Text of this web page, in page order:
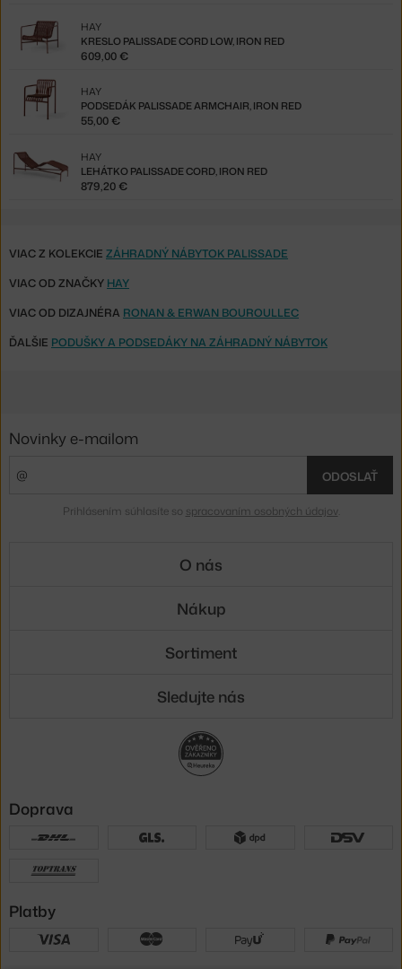
KRESLO PALISSADE CORD LOW, IRON RED
HAY
609,00 €
PODSEDÁK PALISSADE ARMCHAIR, IRON RED
HAY
55,00 €
LEHÁTKO PALISSADE CORD, IRON RED
HAY
879,20 €
VIAC Z KOLEKCIE ZÁHRADNÝ NÁBYTOK PALISSADE
VIAC OD ZNAČKY HAY
VIAC OD DIZAJNÉRA RONAN & ERWAN BOUROULLEC
ĎALŠIE PODUŠKY A PODSEDÁKY NA ZÁHRADNÝ NÁBYTOK
Novinky e-mailom
ODOSLAŤ
Prihlásením súhlasíte so spracovaním osobných údajov.
O nás
Nákup
Sortiment
Sledujte nás
Doprava
Platby